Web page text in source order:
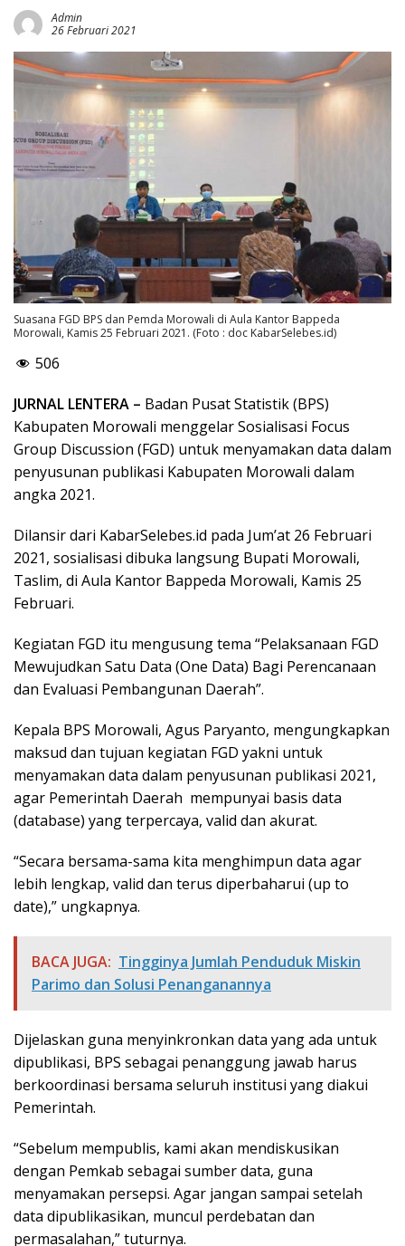
Admin
26 Februari 2021
Suasana FGD BPS dan Pemda Morowali di Aula Kantor Bappeda
Morowali, Kamis 25 Februari 2021. (Foto : doc KabarSelebes.id)
506
JURNAL LENTERA – Badan Pusat Statistik (BPS)
Kabupaten Morowali menggelar Sosialisasi Focus
Group Discussion (FGD) untuk menyamakan data dalam
penyusunan publikasi Kabupaten Morowali dalam
angka 2021.
Dilansir dari KabarSelebes.id pada Jum’at 26 Februari
2021, sosialisasi dibuka langsung Bupati Morowali,
Taslim, di Aula Kantor Bappeda Morowali, Kamis 25
Februari.
Kegiatan FGD itu mengusung tema “Pelaksanaan FGD
Mewujudkan Satu Data (One Data) Bagi Perencanaan
dan Evaluasi Pembangunan Daerah”.
Kepala BPS Morowali, Agus Paryanto, mengungkapkan
maksud dan tujuan kegiatan FGD yakni untuk
menyamakan data dalam penyusunan publikasi 2021,
agar Pemerintah Daerah mempunyai basis data
(database) yang terpercaya, valid dan akurat.
“Secara bersama-sama kita menghimpun data agar
lebih lengkap, valid dan terus diperbaharui (up to
date),” ungkapnya.
BACA JUGA: Tingginya Jumlah Penduduk Miskin
Parimo dan Solusi Penanganannya
Dijelaskan guna menyinkronkan data yang ada untuk
dipublikasi, BPS sebagai penanggung jawab harus
berkoordinasi bersama seluruh institusi yang diakui
Pemerintah.
“Sebelum mempublis, kami akan mendiskusikan
dengan Pemkab sebagai sumber data, guna
menyamakan persepsi. Agar jangan sampai setelah
data dipublikasikan, muncul perdebatan dan
permasalahan,” tuturnya.